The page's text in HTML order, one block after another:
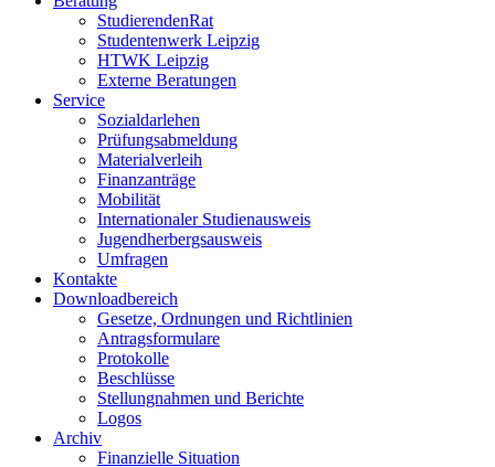
StudierendenRat
Studentenwerk Leipzig
HTWK Leipzig
Externe Beratungen
Service
Sozialdarlehen
Prüfungsabmeldung
Materialverleih
Finanzanträge
Mobilität
Internationaler Studienausweis
Jugendherbergsausweis
Umfragen
Kontakte
Downloadbereich
Gesetze, Ordnungen und Richtlinien
Antragsformulare
Protokolle
Beschlüsse
Stellungnahmen und Berichte
Logos
Archiv
Finanzielle Situation